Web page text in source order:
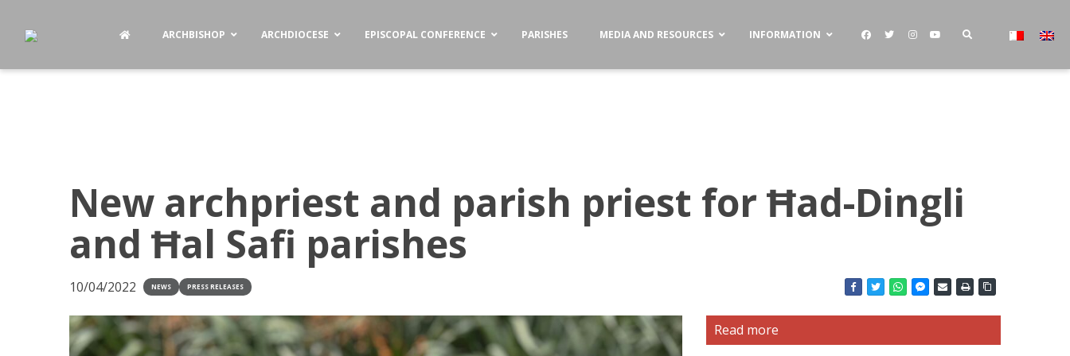
ARCHBISHOP ARCHDIOCESE EPISCOPAL CONFERENCE PARISHES MEDIA AND RESOURCES INFORMATION
New archpriest and parish priest for Ħad-Dingli
and Ħal Safi parishes
10/04/2022 NEWS PRESS RELEASES
Read more